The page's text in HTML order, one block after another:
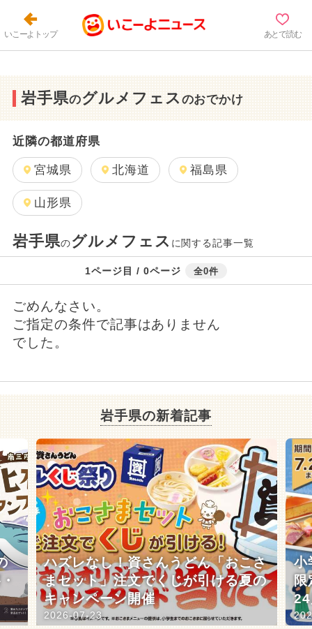
いこーよトップ あとで読む
岩手県のグルメフェス のおでかけ
近隣の都道府県
宮城県 北海道 福島県
山形県
岩手県のグルメフェス に関する記事一覧
1ページ目 / 0ページ 全0件
ごめんなさい。
ご指定の条件で記事はありません
でした。
岩手県の新着記事
ハズレなし！資さんうどん「おこさ
まセット」注文でくじが引ける夏の
キャンペーン開催
2026-07-23
小